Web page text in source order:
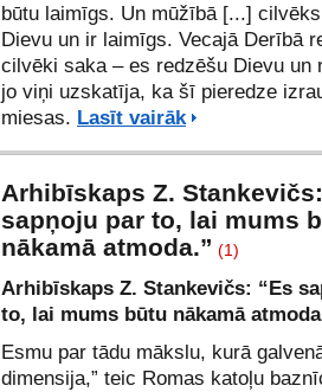
būtu laimīgs. Un mūžībā [...]
Dievu un ir laimīgs. Vecajā Derībā
cilvēki saka – es redzēšu Dievu un
jo viņi uzskatīja, ka šī pieredze
miesas. Lasīt vairāk
Arhibīskaps Z.
sapņoju par to, lai mums
nākamā atmoda.” (1)
Arhibīskaps Z. Stankevičs: “Es
to, lai mums būtu nākamā
Esmu par tādu mākslu, kurā
dimensija,” teic Romas katoļu